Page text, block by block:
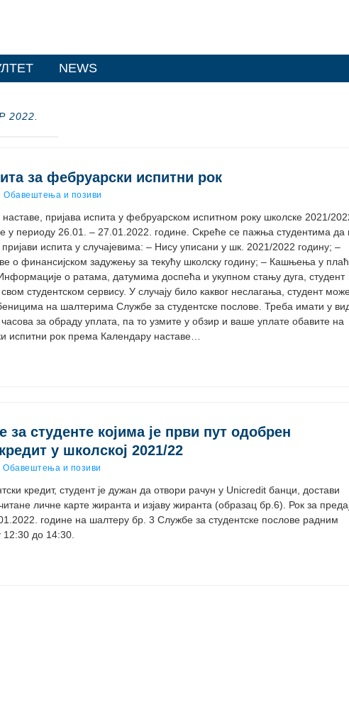
NEWS
2022.
за фебруарски испитни рок
Обавештења и позиви
пријава испита у фебруарском испитном року школске 2021/
у периоду 26.01. – 27.01.2022. године. Скреће се пажња студентима да
испита у случајевима: – Нису уписани у шк. 2021/2022 годину; –
о финансијском задужењу за текућу школску годину; – Кашњења у
о ратама, датумима доспећа и укупном стању дуга, студент
студентском сервису. У случају било каквог неслагања, студент
на шалтерима Службе за студентске послове. Треба имати у
за обраду уплата, па то узмите у обзир и ваше уплате обавите на
испитни рок према Календару наставе…
студенте којима је први пут одобрен
у школској 2021/22
Обавештења и позиви
кредит, студент је дужан да отвори рачун у Unicredit банци, достави
личне карте жиранта и изјаву жиранта (образац бр.6). Рок за
године на шалтеру бр. 3 Службе за студентске послове радним
до 14:30.